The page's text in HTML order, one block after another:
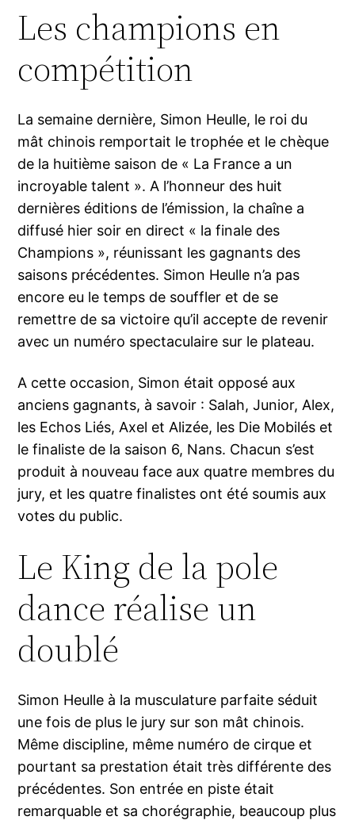
Les champions en
compétition
La semaine dernière, Simon Heulle, le roi du
mât chinois remportait le trophée et le chèque
de la huitième saison de « La France a un
incroyable talent ». A l’honneur des huit
dernières éditions de l’émission, la chaîne a
diffusé hier soir en direct « la finale des
Champions », réunissant les gagnants des
saisons précédentes. Simon Heulle n’a pas
encore eu le temps de souffler et de se
remettre de sa victoire qu’il accepte de revenir
avec un numéro spectaculaire sur le plateau.
A cette occasion, Simon était opposé aux
anciens gagnants, à savoir : Salah, Junior, Alex,
les Echos Liés, Axel et Alizée, les Die Mobilés et
le finaliste de la saison 6, Nans. Chacun s’est
produit à nouveau face aux quatre membres du
jury, et les quatre finalistes ont été soumis aux
votes du public.
Le King de la pole
dance réalise un
doublé
Simon Heulle à la musculature parfaite séduit
une fois de plus le jury sur son mât chinois.
Même discipline, même numéro de cirque et
pourtant sa prestation était très différente des
précédentes. Son entrée en piste était
remarquable et sa chorégraphie, beaucoup plus